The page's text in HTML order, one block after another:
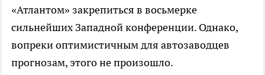
«Атлантом» закрепиться в восьмерке
сильнейших Западной конференции. Однако,
вопреки оптимистичным для автозаводцев
прогнозам, этого не произошло.